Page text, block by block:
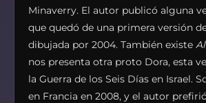
Minaverry. El autor publicó alguna
que quedó de una primera versión
dibujada por 2004. También existe
nos presenta otra proto Dora, esta
la Guerra de los Seis Días en Israel.
en Francia en 2008, y el autor prefirió